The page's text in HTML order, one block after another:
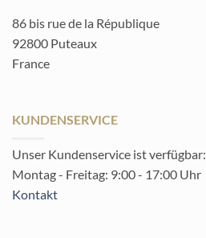
86 bis rue de la République
92800 Puteaux
France
KUNDENSERVICE
Unser Kundenservice ist verfügbar:
Montag - Freitag: 9:00 - 17:00 Uhr
Kontakt